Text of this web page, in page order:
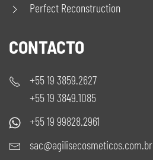
Perfect Reconstruction
CONTACTO
+55 19 3859.2627
+55 19 3849.1085
+55 19 99828.2961
sac@agilisecosmeticos.com.br